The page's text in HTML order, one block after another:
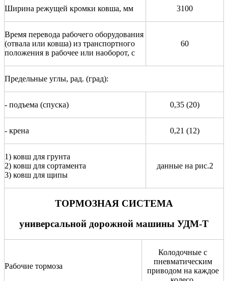
Ширина режущей кромки ковша, мм 3100
Время перевода рабочего оборудования
(отвала или ковша) из транспортного
положения в рабочее или наоборот, с
60
Предельные углы, рад. (град):
- подъема (спуска) 0,35 (20)
- крена 0,21 (12)
1) ковш для грунта
2) ковш для сортамента
3) ковш для щипы
данные на рис.2
ТОРМОЗНАЯ СИСТЕМА
универсальной дорожной машины УДМ-Т
Рабочие тормоза
Колодочные с
пневматическим
приводом на каждое